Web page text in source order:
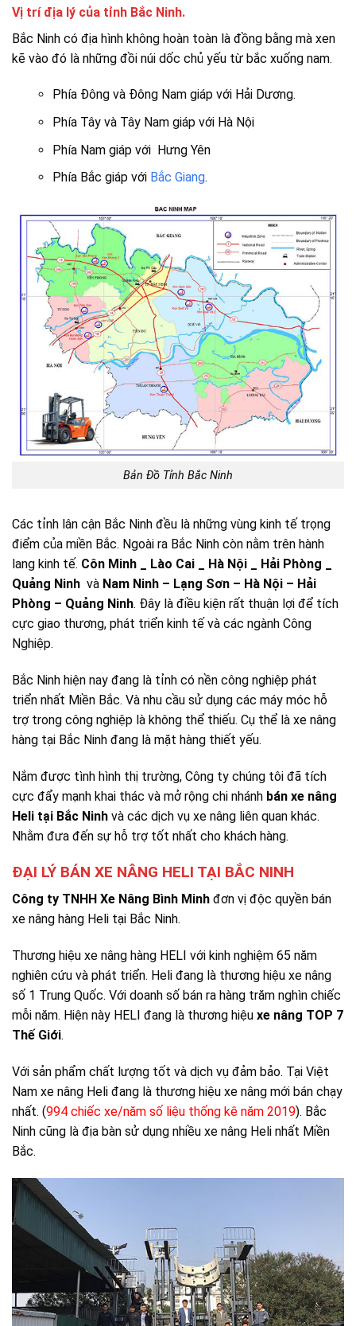
Vị trí địa lý của tỉnh Bắc Ninh.
Bắc Ninh có địa hình không hoàn toàn là đồng bằng mà xen
kẽ vào đó là những đồi núi dốc chủ yếu từ bắc xuống nam.
Phía Đông và Đông Nam giáp với Hải Dương.
Phía Tây và Tây Nam giáp với Hà Nội
Phía Nam giáp với Hưng Yên
Phía Bắc giáp với Bắc Giang.
Bản Đồ Tỉnh Bắc Ninh
Các tỉnh lân cận Bắc Ninh đều là những vùng kinh tế trọng
điểm của miền Bắc. Ngoài ra Bắc Ninh còn nằm trên hành
lang kinh tế. Côn Minh _ Lào Cai _ Hà Nội _ Hải Phòng _
Quảng Ninh và Nam Ninh – Lạng Sơn – Hà Nội – Hải
Phòng – Quảng Ninh. Đây là điều kiện rất thuận lợi để tích
cực giao thương, phát triển kinh tế và các ngành Công
Nghiệp.
Bắc Ninh hiện nay đang là tỉnh có nền công nghiệp phát
triển nhất Miền Bắc. Và nhu cầu sử dụng các máy móc hỗ
trợ trong công nghiệp là không thể thiếu. Cụ thể là xe nâng
hàng tại Bắc Ninh đang là mặt hàng thiết yếu.
Nắm được tình hình thị trường, Công ty chúng tôi đã tích
cực đẩy mạnh khai thác và mở rộng chi nhánh bán xe nâng
Heli tại Bắc Ninh và các dịch vụ xe nâng liên quan khác.
Nhằm đưa đến sự hỗ trợ tốt nhất cho khách hàng.
ĐẠI LÝ BÁN XE NÂNG HELI TẠI BẮC NINH
Công ty TNHH Xe Nâng Bình Minh đơn vị độc quyền bán
xe nâng hàng Heli tại Bắc Ninh.
Thương hiệu xe nâng hàng HELI với kinh nghiệm 65 năm
nghiên cứu và phát triển. Heli đang là thương hiệu xe nâng
số 1 Trung Quốc. Với doanh số bán ra hàng trăm nghìn chiếc
mỗi năm. Hiện này HELI đang là thương hiệu xe nâng TOP 7
Thế Giới.
Với sản phẩm chất lượng tốt và dịch vụ đảm bảo. Tại Việt
Nam xe nâng Heli đang là thương hiệu xe nâng mới bán chạy
nhất. (994 chiếc xe/năm số liệu thống kê năm 2019). Bắc
Ninh cũng là địa bàn sử dụng nhiều xe nâng Heli nhất Miền
Bắc.